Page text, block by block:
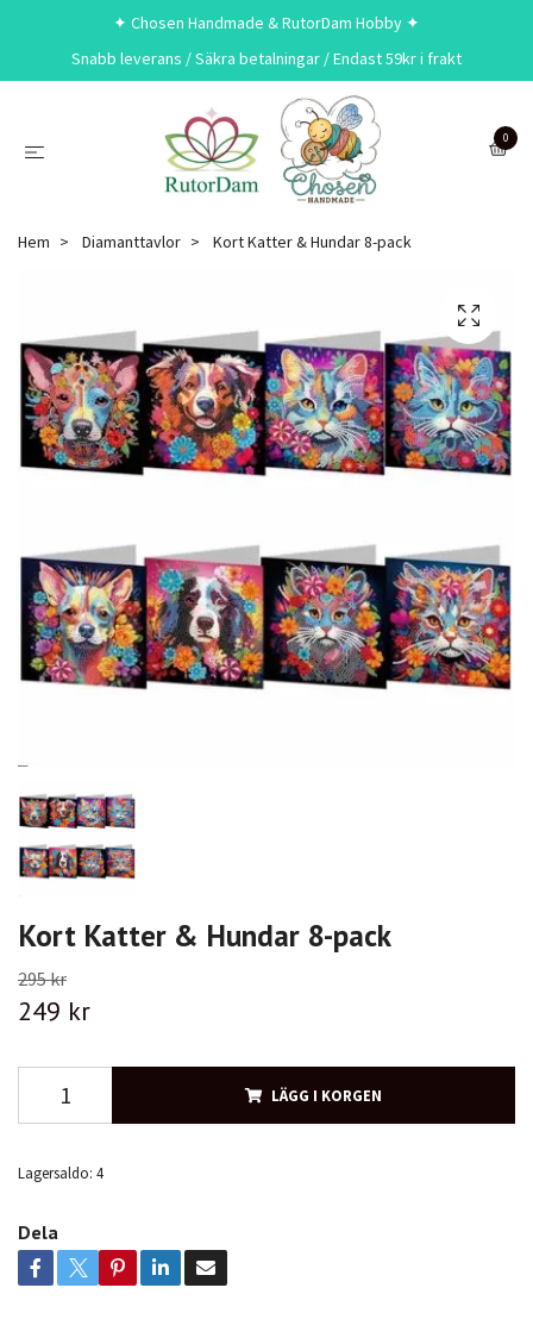
✦ Chosen Handmade & RutorDam Hobby ✦
Snabb leverans / Säkra betalningar / Endast 59kr i frakt
0
Hem Diamanttavlor Kort Katter & Hundar 8-pack
Kort Katter & Hundar 8-pack
295 kr
249 kr
LÄGG I KORGEN
Lagersaldo: 4
Dela